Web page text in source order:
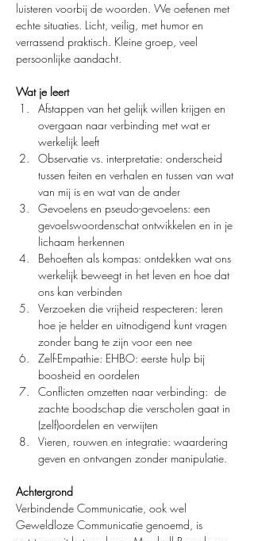
luisteren voorbij de woorden. We oefenen met
echte situaties. Licht, veilig, met humor en
verrassend praktisch. Kleine groep, veel
persoonlijke aandacht.
Wat je leert
Afstappen van het gelijk willen krijgen en
overgaan naar verbinding met wat er
werkelijk leeft
Observatie vs. interpretatie: onderscheid
tussen feiten en verhalen en tussen van wat
van mij is en wat van de ander
Gevoelens en pseudo-gevoelens: een
gevoelswoordenschat ontwikkelen en in je
lichaam herkennen
Behoeften als kompas: ontdekken wat ons
werkelijk beweegt in het leven en hoe dat
ons kan verbinden
Verzoeken die vrijheid respecteren: leren
hoe je helder en uitnodigend kunt vragen
zonder bang te zijn voor een nee
Zelf-Empathie: EHBO: eerste hulp bij
boosheid en oordelen
Conflicten omzetten naar verbinding:  de
zachte boodschap die verscholen gaat in
(zelf)oordelen en verwijten
Vieren, rouwen en integratie: waardering
geven en ontvangen zonder manipulatie.
Achtergrond
Verbindende Communicatie, ook wel
Geweldloze Communicatie genoemd, is